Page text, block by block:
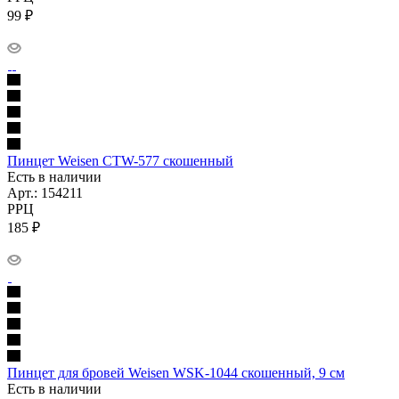
99 ₽
Пинцет Weisen CTW-577 скошенный
Есть в наличии
Арт.: 154211
РРЦ
185 ₽
Пинцет для бровей Weisen WSK-1044 скошенный, 9 см
Есть в наличии